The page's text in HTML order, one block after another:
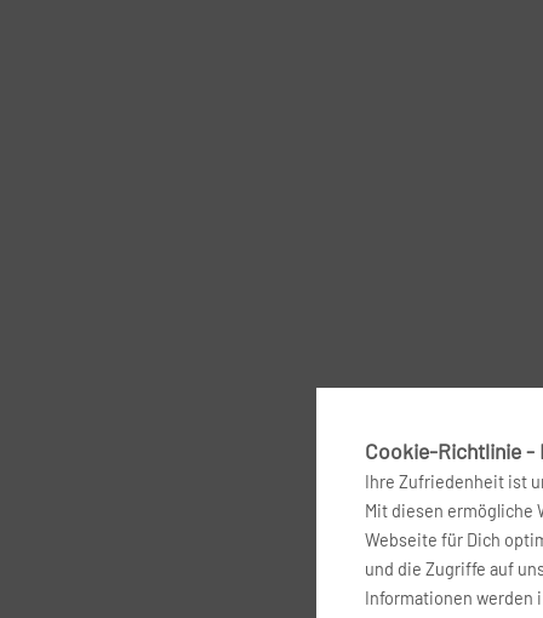
Cookie-Richtlinie -
Ihre Zufriedenheit ist
Mit diesen ermögliche
Webseite für Dich
und die Zugriffe auf
Informationen werden